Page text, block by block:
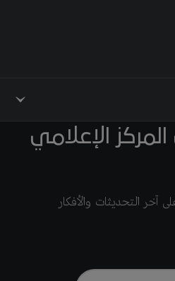
الإعلامي
التحديثات والأفكار